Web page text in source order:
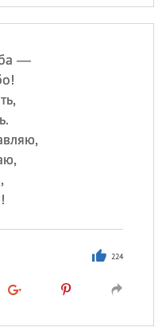
—
224